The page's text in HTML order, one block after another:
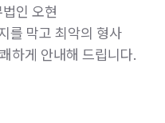
인 오현
를 막고 최악의 형사
하게 안내해 드립니다.